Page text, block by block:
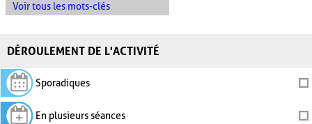
Voir tous les mots-clés
DÉROULEMENT DE L'ACTIVITÉ
Sporadiques
En plusieurs séances